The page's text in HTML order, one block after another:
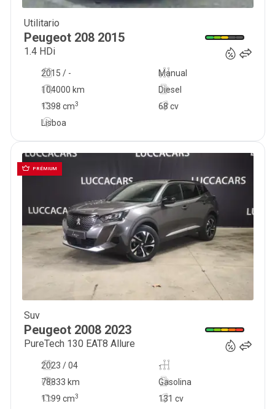
Utilitario
Peugeot 208 2015
1.4 HDi
2015 / -
Manual
104000 km
68 cv
Diesel
1398 cm3
Lisboa
PRÉMIUM
Suv
Peugeot 2008 2023
PureTech 130 EAT8 Allure
2023 / 04
-
78833 km
131 cv
Gasolina
1199 cm3